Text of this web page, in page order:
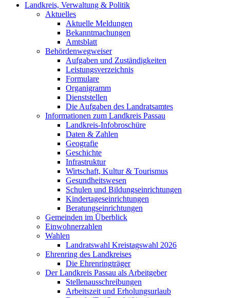
Landkreis, Verwaltung & Politik
Aktuelles
Aktuelle Meldungen
Bekanntmachungen
Amtsblatt
Behördenwegweiser
Aufgaben und Zuständigkeiten
Leistungsverzeichnis
Formulare
Organigramm
Dienststellen
Die Aufgaben des Landratsamtes
Informationen zum Landkreis Passau
Landkreis-Infobroschüre
Daten & Zahlen
Geografie
Geschichte
Infrastruktur
Wirtschaft, Kultur & Tourismus
Gesundheitswesen
Schulen und Bildungseinrichtungen
Kindertageseinrichtungen
Beratungseinrichtungen
Gemeinden im Überblick
Einwohnerzahlen
Wahlen
Landratswahl Kreistagswahl 2026
Ehrenring des Landkreises
Die Ehrenringträger
Der Landkreis Passau als Arbeitgeber
Stellenausschreibungen
Arbeitszeit und Erholungsurlaub